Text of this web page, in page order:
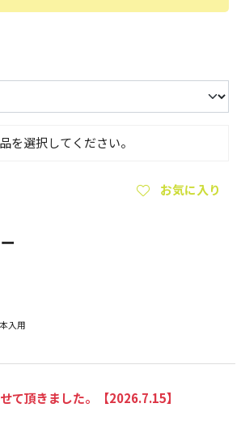
を選択してください。
お気に入り
入用
て頂きました。【2026.7.15】